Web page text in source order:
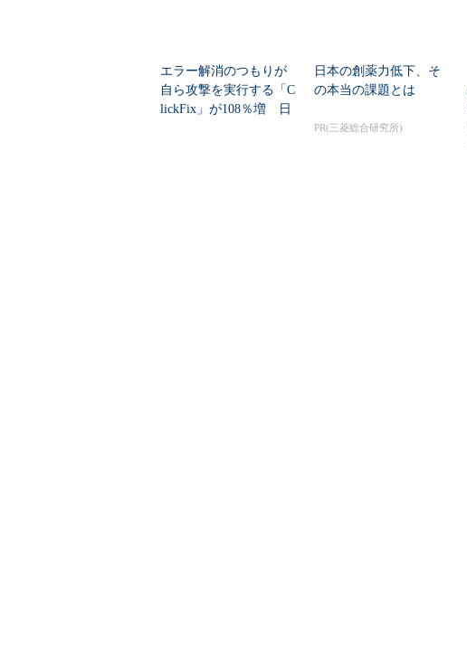
エラー解消のつもりが
自ら攻撃を実行する「C
lickFix」が108％増 日
日本の創薬力低下、そ
の本当の課題とは
PR(三菱総合研究所)